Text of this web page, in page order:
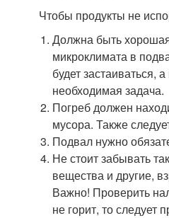
Чтобы продукты не
Должна быть
микроклимата в
будет застаиваться,
необходимая задача.
Погреб должен
мусора. Также
Подвал нужно
Не стоит забывать
вещества и другие,
Важно! Проверить
не горит, то следует